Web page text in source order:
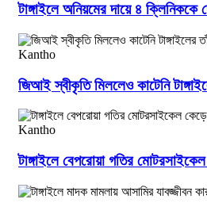
টাঙ্গাইলে অনিয়মের দায়ে ৪ ক্লিনিককে
জিআই স্বীকৃতি মিললেও কাটেনি
টাঙ্গাইলে বেপরোয়া গতির